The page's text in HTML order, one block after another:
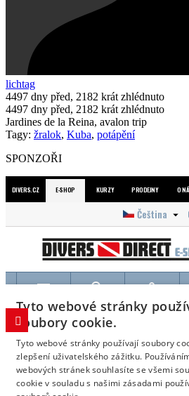
lichtag
4497 dny před, 2182 krát zhlédnuto
4497 dny před, 2182 krát zhlédnuto
Jardines de la Reina, avalon trip
Tagy: žralok, Kuba, potápění
SPONZOŘI